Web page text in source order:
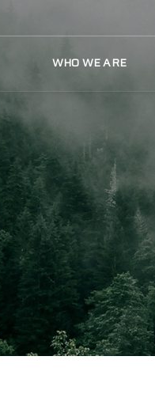
WHO WE ARE